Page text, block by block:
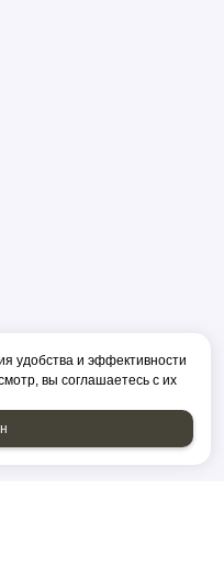
удобства и эффективности
вы соглашаетесь с их